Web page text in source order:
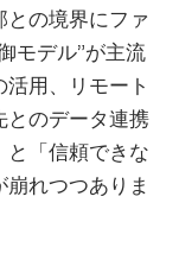
との境界にファ
モデル”が主流
用、リモート
とのデータ連携
と「信頼できな
れつつありま